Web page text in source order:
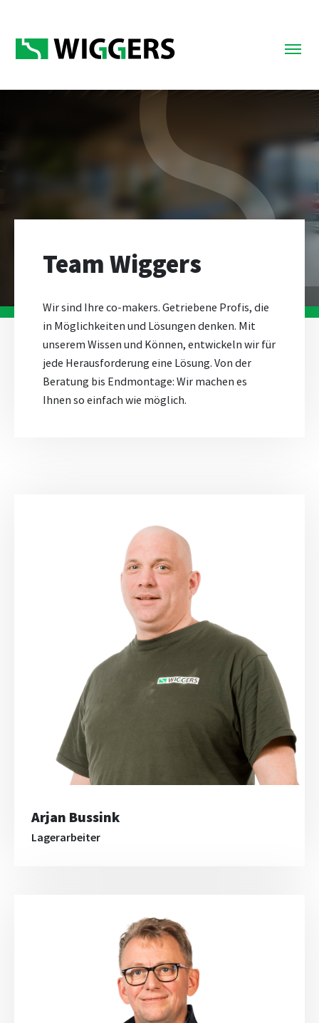
Team Wiggers
Wir sind Ihre co-makers. Getriebene Profis, die
in Möglichkeiten und Lösungen denken. Mit
unserem Wissen und Können, entwickeln wir für
jede Herausforderung eine Lösung. Von der
Beratung bis Endmontage: Wir machen es
Ihnen so einfach wie möglich.
Arjan Bussink
Lagerarbeiter